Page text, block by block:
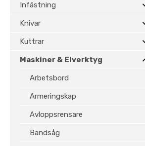
Infästning
Knivar
Kuttrar
Maskiner & Elverktyg
Arbetsbord
Armeringskap
Avloppsrensare
Bandsåg